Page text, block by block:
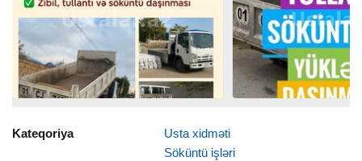
Kateqoriya
Usta xidməti
Söküntü işləri